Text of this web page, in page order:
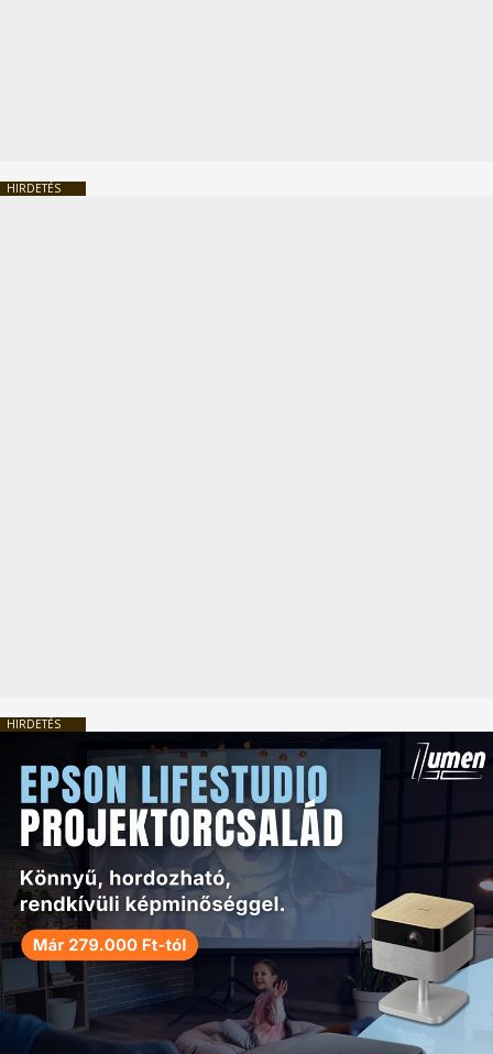
HIRDETÉS
HIRDETÉS